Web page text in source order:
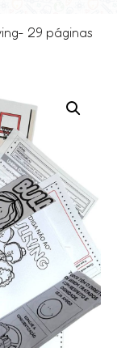
29 páginas